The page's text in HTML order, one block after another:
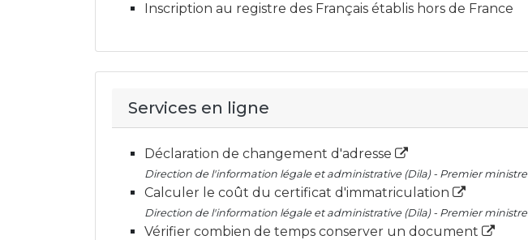
Inscription au registre des Français établis hors de France
Services en ligne
Déclaration de changement d'adresse
Direction de l'information légale et administrative (Dila) - Premier ministre
Calculer le coût du certificat d'immatriculation
Direction de l'information légale et administrative (Dila) - Premier ministre
Vérifier combien de temps conserver un document